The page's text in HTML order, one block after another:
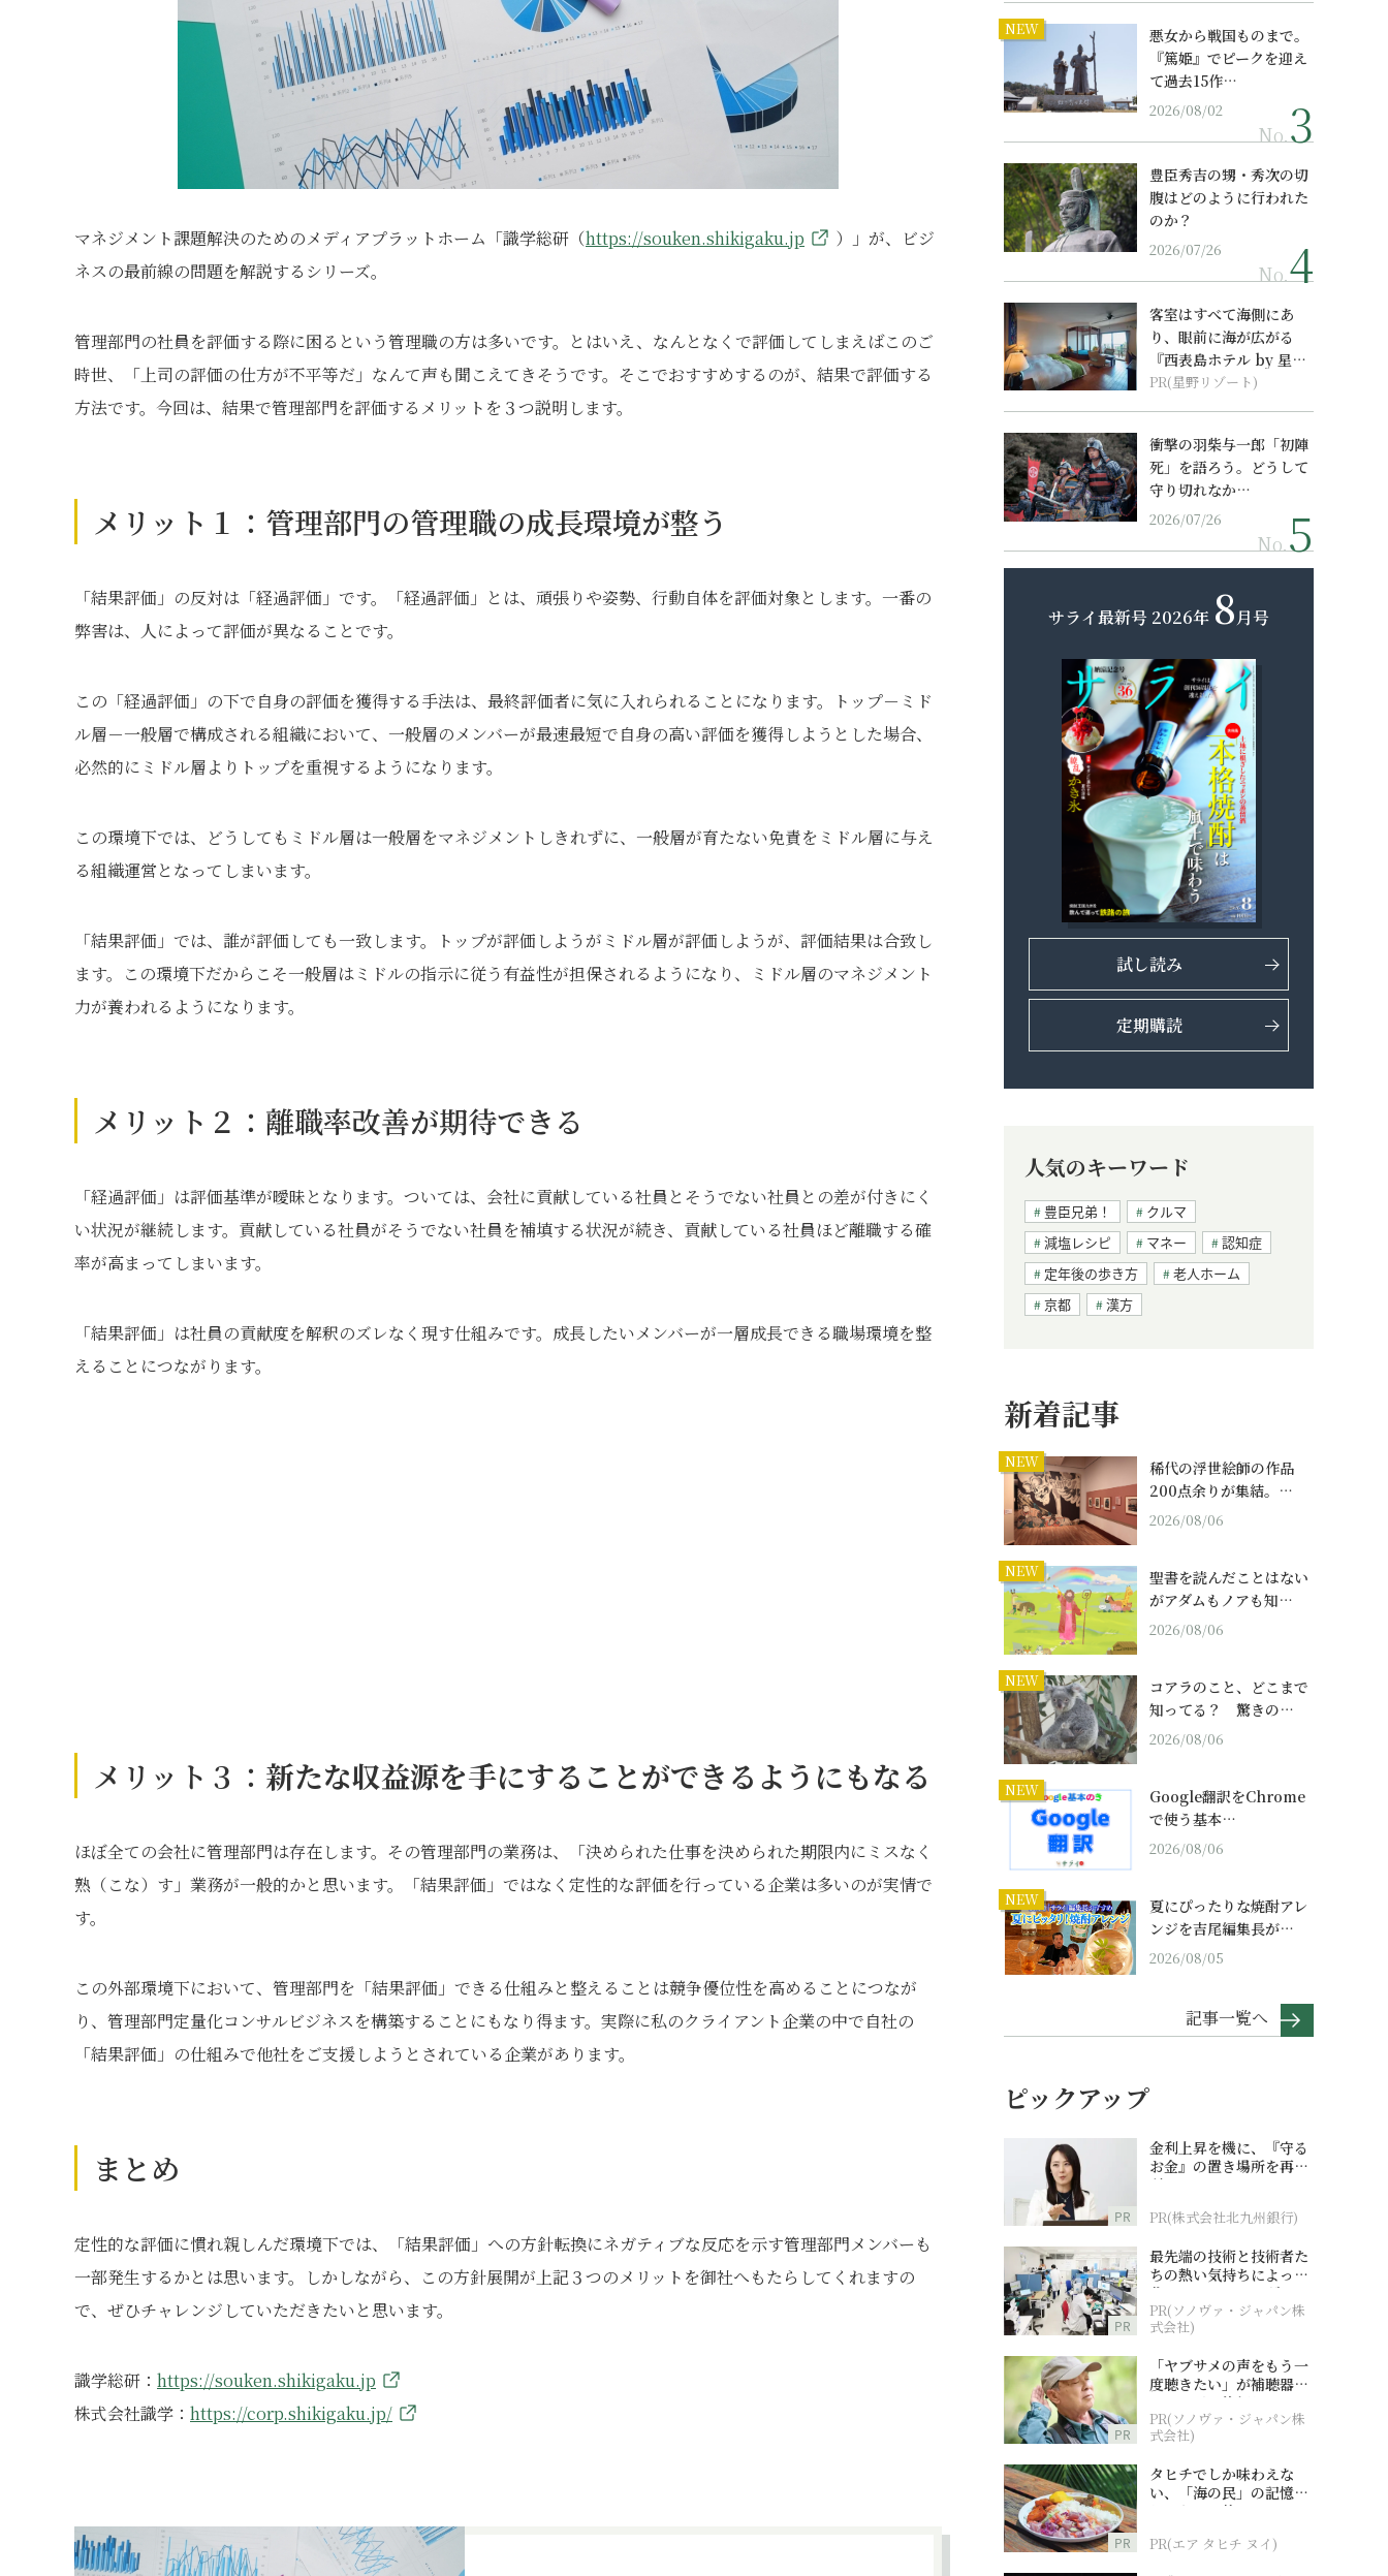
マネジメント課題解決のためのメディアプラットホーム「識学総研（https://souken.shikigaku.jp
）」が、ビジ
ネスの最前線の問題を解説するシリーズ。
管理部門の社員を評価する際に困るという管理職の方は多いです。とはいえ、なんとなくで評価してしまえばこのご
時世、「上司の評価の仕方が不平等だ」なんて声も聞こえてきそうです。そこでおすすめするのが、結果で評価する
方法です。今回は、結果で管理部門を評価するメリットを３つ説明します。
メリット１：管理部門の管理職の成長環境が整う
「結果評価」の反対は「経過評価」です。「経過評価」とは、頑張りや姿勢、行動自体を評価対象とします。一番の
弊害は、人によって評価が異なることです。
この「経過評価」の下で自身の評価を獲得する手法は、最終評価者に気に入れられることになります。トップ－ミド
ル層－一般層で構成される組織において、一般層のメンバーが最速最短で自身の高い評価を獲得しようとした場合、
必然的にミドル層よりトップを重視するようになります。
この環境下では、どうしてもミドル層は一般層をマネジメントしきれずに、一般層が育たない免責をミドル層に与え
る組織運営となってしまいます。
「結果評価」では、誰が評価しても一致します。トップが評価しようがミドル層が評価しようが、評価結果は合致し
ます。この環境下だからこそ一般層はミドルの指示に従う有益性が担保されるようになり、ミドル層のマネジメント
力が養われるようになります。
メリット２：離職率改善が期待できる
「経過評価」は評価基準が曖昧となります。ついては、会社に貢献している社員とそうでない社員との差が付きにく
い状況が継続します。貢献している社員がそうでない社員を補填する状況が続き、貢献している社員ほど離職する確
率が高まってしまいます。
「結果評価」は社員の貢献度を解釈のズレなく現す仕組みです。成長したいメンバーが一層成長できる職場環境を整
えることにつながります。
メリット３： 新たな収益源を手にすることができるようにもなる
ほぼ全ての会社に管理部門は存在します。その管理部門の業務は、「決められた仕事を決められた期限内にミスなく
熟（こな）す」業務が一般的かと思います。「結果評価」ではなく定性的な評価を行っている企業は多いのが実情で
す。
この外部環境下において、管理部門を「結果評価」できる仕組みと整えることは競争優位性を高めることにつなが
り、管理部門定量化コンサルビジネスを構築することにもなり得ます。実際に私のクライアント企業の中で自社の
「結果評価」の仕組みで他社をご支援しようとされている企業があります。
まとめ
定性的な評価に慣れ親しんだ環境下では、「結果評価」への方針転換にネガティブな反応を示す管理部門メンバーも
一部発生するかとは思います。しかしながら、この方針展開が上記３つのメリットを御社へもたらしてくれますの
で、ぜひチャレンジしていただきたいと思います。
識学総研： https://souken.shikigaku.jp
株式会社識学： https://corp.shikigaku.jp/
NEW
悪女から戦国ものまで。
『篤姫』でピークを迎え
て過去15作…
2026/08/02
No.
豊臣秀吉の甥・秀次の切
腹はどのように行われた
のか？
2026/07/26
No.
客室はすべて海側にあ
り、眼前に海が広がる
『西表島ホテル by 星野
リゾート』
PR(星野リゾート)
衝撃の羽柴与一郎「初陣
死」を語ろう。どうして
守り切れなか…
2026/07/26
No.
サライ最新号 2026年 8月号
試し読み
定期購読
人気のキーワード
豊臣兄弟！
クルマ
減塩レシピ
マネー
認知症
定年後の歩き方
老人ホーム
京都
漢方
新着記事
NEW
稀代の浮世絵師の作品
200点余りが集結。…
2026/08/06
NEW
聖書を読んだことはない
がアダムもノアも知…
2026/08/06
NEW
コアラのこと、どこまで
知ってる？ 驚きの…
2026/08/06
NEW
Google翻訳をChrome
で使う基本…
2026/08/06
NEW
夏にぴったりな焼酎アレ
ンジを吉尾編集長が…
2026/08/05
記事一覧へ
ピックアップ
PR
金利上昇を機に、『守る
お金』の置き場所を再検
討
PR(株式会社北九州銀行)
PR
最先端の技術と技術者た
ちの熱い気持ちによって
作られているオーダーメ
イド補聴器
PR(ソノヴァ・ジャパン株
式会社)
PR
「ヤブサメの声をもう一
度聴きたい」が補聴器チ
ャレンジの後押しに
PR(ソノヴァ・ジャパン株
式会社)
PR
タヒチでしか味わえな
い、「海の民」の記憶へ
とつながる旅
PR(エア タヒチ ヌイ)